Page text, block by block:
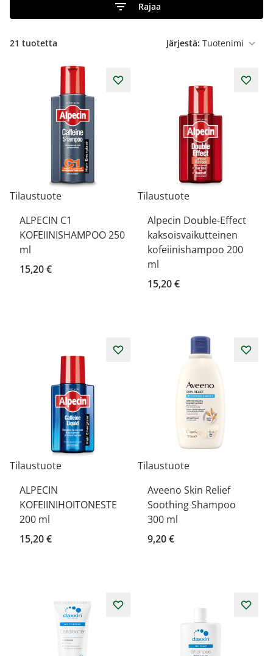
Rajaa
21 tuotetta Järjestä:
Tilaustuote
ALPECIN C1
KOFEIINISHAMPOO 250
ml
15,20 €
Tilaustuote
Alpecin Double-Effect
kaksoisvaikutteinen
kofeiinishampoo 200
ml
15,20 €
Tilaustuote
ALPECIN
KOFEIINIHOITONESTE
200 ml
15,20 €
Tilaustuote
Aveeno Skin Relief
Soothing Shampoo
300 ml
9,20 €